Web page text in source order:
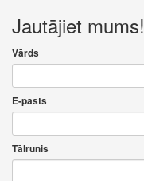
Jautājiet mums!
Vārds
E-pasts
Tālrunis